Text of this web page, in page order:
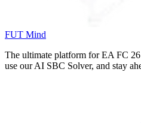
FUT Mind
The ultimate platform for EA FC 26
use our AI SBC Solver, and stay